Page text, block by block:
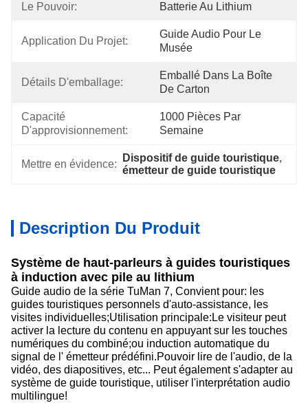
Le Pouvoir: Batterie Au Lithium
Application Du Projet:
Guide Audio Pour Le
Musée
Détails D'emballage:
Emballé Dans La Boîte
De Carton
Capacité
D'approvisionnement:
1000 Pièces Par
Semaine
Mettre en évidence:
Dispositif de guide touristique,
émetteur de guide touristique
Description Du Produit
Système de haut-parleurs à guides touristiques
à induction avec pile au lithium
Guide audio de la série TuMan 7, Convient pour: les
guides touristiques personnels d'auto-assistance, les
visites individuelles;Utilisation principale:Le visiteur peut
activer la lecture du contenu en appuyant sur les touches
numériques du combiné;ou induction automatique du
signal de l' émetteur prédéfini.Pouvoir lire de l'audio, de la
vidéo, des diapositives, etc... Peut également s'adapter au
système de guide touristique, utiliser l'interprétation audio
multilingue!